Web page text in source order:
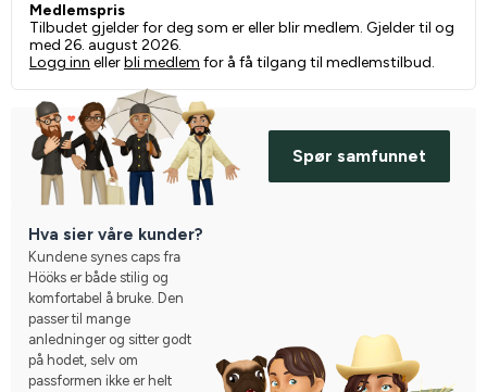
Medlemspris
Tilbudet gjelder for deg som er eller blir medlem. Gjelder til og
med 26. august 2026.
Logg inn ellerbli medlem for å få tilgang til medlemstilbud.
Spør samfunnet
Hva sier våre kunder?
Kundene synes caps fra
Hööks er både stilig og
komfortabel å bruke. Den
passer til mange
anledninger og sitter godt
på hodet, selv om
passformen ikke er helt